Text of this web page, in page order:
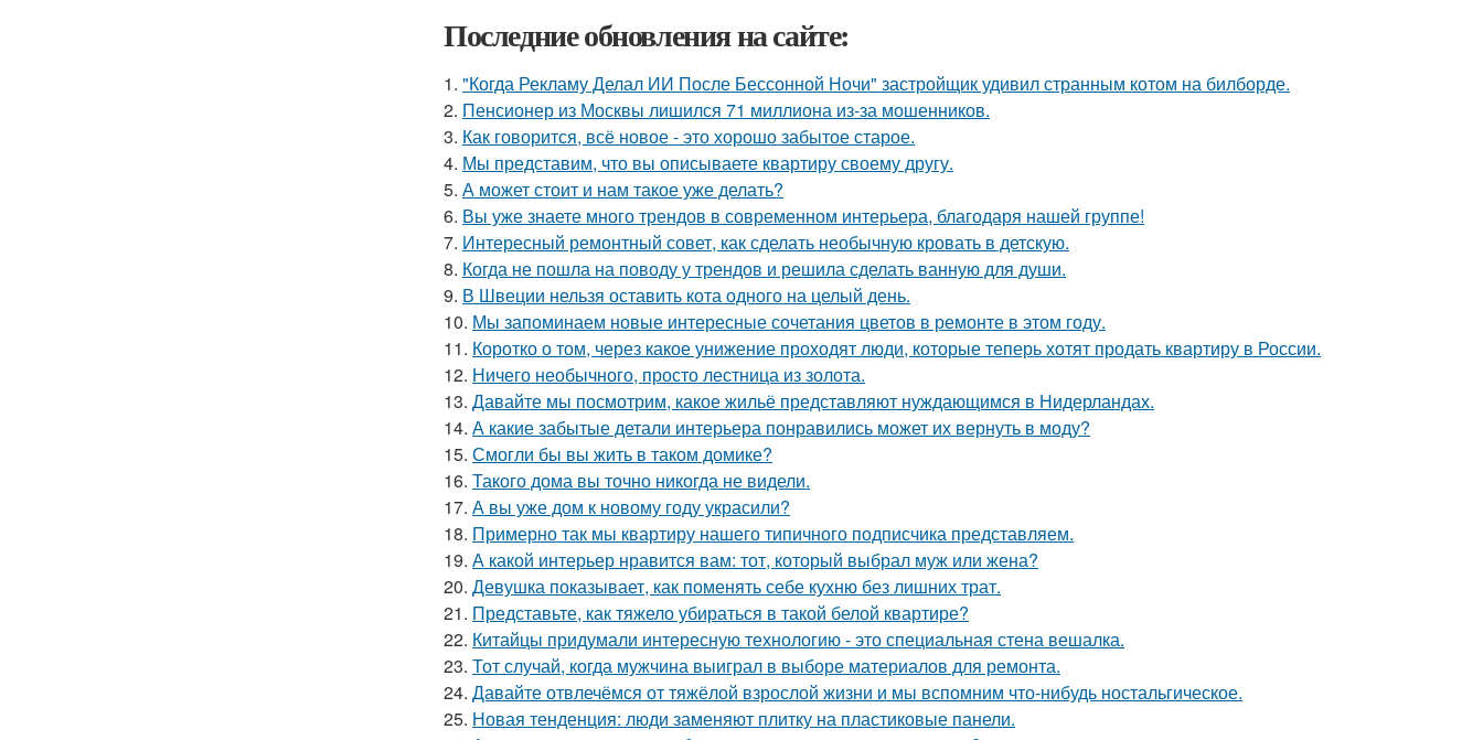
Последние обновления на сайте:
1. "Когда Рекламу Делал ИИ После Бессонной Ночи" застройщик удивил странным котом на билборде.
2. Пенсионер из Москвы лишился 71 миллиона из-за мошенников.
3. Как говорится, всё новое - это хорошо забытое старое.
4. Мы представим, что вы описываете квартиру своему другу.
5. А может стоит и нам такое уже делать?
6. Вы уже знаете много трендов в современном интерьера, благодаря нашей группе!
7. Интересный ремонтный совет, как сделать необычную кровать в детскую.
8. Когда не пошла на поводу у трендов и решила сделать ванную для души.
9. В Швеции нельзя оставить кота одного на целый день.
10. Мы запоминаем новые интересные сочетания цветов в ремонте в этом году.
11. Коротко о том, через какое унижение проходят люди, которые теперь хотят продать квартиру в России.
12. Ничего необычного, просто лестница из золота.
13. Давайте мы посмотрим, какое жильё представляют нуждающимся в Нидерландах.
14. А какие забытые детали интерьера понравились может их вернуть в моду?
15. Смогли бы вы жить в таком домике?
16. Такого дома вы точно никогда не видели.
17. А вы уже дом к новому году украсили?
18. Примерно так мы квартиру нашего типичного подписчика представляем.
19. А какой интерьер нравится вам: тот, который выбрал муж или жена?
20. Девушка показывает, как поменять себе кухню без лишних трат.
21. Представьте, как тяжело убираться в такой белой квартире?
22. Китайцы придумали интересную технологию - это специальная стена вешалка.
23. Тот случай, когда мужчина выиграл в выборе материалов для ремонта.
24. Давайте отвлечёмся от тяжёлой взрослой жизни и мы вспомним что-нибудь ностальгическое.
25. Новая тенденция: люди заменяют плитку на пластиковые панели.